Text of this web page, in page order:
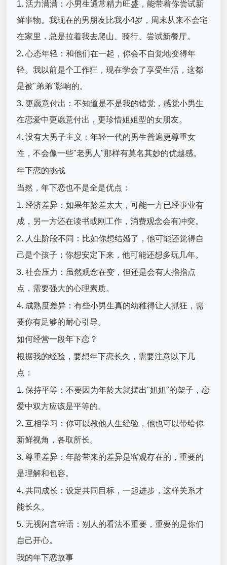
1. 活力满满：小男生通常精力旺盛，能带着你尝试新
鲜事物。我现在的男朋友比我小4岁，周末从来不会宅
在家里，总是拉着我去爬山、骑行、尝试新餐厅。
2. 心态年轻：和他们在一起，你会不自觉地变得年
轻。我以前是个工作狂，现在学会了享受生活，这都
是被"弟弟"影响的。
3. 更愿意付出：不知道是不是我的错觉，感觉小男生
在恋爱中更愿意付出，更珍惜姐姐型的女朋友。
4. 没有大男子主义：年轻一代的男生普遍更尊重女
性，不会像一些"老男人"那样有莫名其妙的优越感。
年下恋的挑战
当然，年下恋也不是全是优点：
1. 经济差异：如果年龄差太大，可能一方已经事业有
成，另一方还在读书或刚工作，消费观念会有冲突。
2. 人生阶段不同：比如你想结婚了，他可能还觉得自
己是个孩子；你想安定下来，他可能还想多玩几年。
3. 社会压力：虽然观念在变，但还是会有人指指点
点，需要强大的心理素质。
4. 成熟度差异：有些小男生真的幼稚得让人抓狂，需
要你有足够的耐心引导。
如何经营一段年下恋？
根据我的经验，要想年下恋长久，需要注意以下几
点：
1. 保持平等：不要因为年龄大就摆出"姐姐"的架子，恋
爱中双方应该是平等的。
2. 互相学习：你可以教他人生经验，他也可以带给你
新鲜视角，各取所长。
3. 尊重差异：年龄带来的差异是客观存在的，重要的
是理解和包容。
4. 共同成长：设定共同目标，一起进步，这样关系才
能长久。
5. 无视闲言碎语：别人的看法不重要，重要的是你们
自己开心。
我的年下恋故事